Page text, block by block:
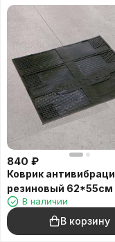
840 ₽
Коврик
резиновый 62*55см
В наличии
В корзину